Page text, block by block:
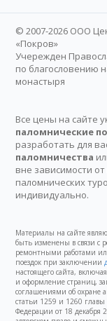
© 2007-2026 ООО
«Покров»
Учережден
по благословению
монастыря
Все цены на сайте
паломнические
разработать для
паломничества
вне зависимости
паломнических
индивидуально.
Материалы на сайте
быть изменены в связи с
ремонтными работами
поездок при заключении
настоящего сайта,
и оформление страниц,
соглашениями об охране
статьи 1259 и 1260 главы
Федерации от 18 декабря